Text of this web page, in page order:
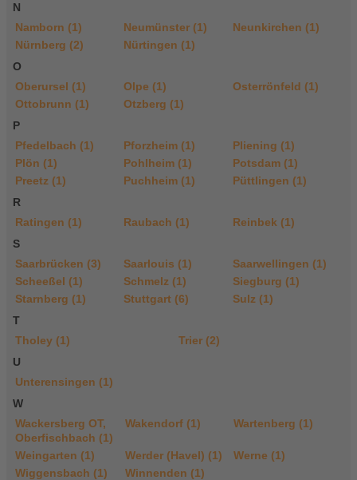
N
Namborn (1)
Neumünster (1)
Neunkirchen (1)
Nürnberg (2)
Nürtingen (1)
O
Oberursel (1)
Olpe (1)
Osterrönfeld (1)
Ottobrunn (1)
Otzberg (1)
P
Pfedelbach (1)
Pforzheim (1)
Pliening (1)
Plön (1)
Pohlheim (1)
Potsdam (1)
Preetz (1)
Puchheim (1)
Püttlingen (1)
R
Ratingen (1)
Raubach (1)
Reinbek (1)
S
Saarbrücken (3)
Saarlouis (1)
Saarwellingen (1)
Scheeßel (1)
Schmelz (1)
Siegburg (1)
Starnberg (1)
Stuttgart (6)
Sulz (1)
T
Tholey (1)
Trier (2)
U
Unterensingen (1)
W
Wackersberg OT,
Oberfischbach (1)
Wakendorf (1) Wartenberg (1)
Weingarten (1) Werder (Havel) (1)
Werne (1)
Wiggensbach (1)
Winnenden (1)